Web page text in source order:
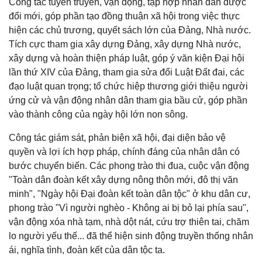
đổi mới, góp phần tạo đồng thuận xã hội trong việc thực
hiện các chủ trương, quyết sách lớn của Đảng, Nhà nước.
Tích cực tham gia xây dựng Đảng, xây dựng Nhà nước,
xây dựng và hoàn thiện pháp luật, góp ý văn kiện Đại hội
lần thứ XIV của Đảng, tham gia sửa đổi Luật Đất đai, các
đạo luật quan trọng; tổ chức hiệp thương giới thiệu người
ứng cử và vận động nhân dân tham gia bầu cử, góp phần
vào thành công của ngày hội lớn non sông.
Công tác giám sát, phản biện xã hội, đại diện bảo vệ
quyền và lợi ích hợp pháp, chính đáng của nhân dân có
bước chuyển biến. Các phong trào thi đua, cuộc vận động
"Toàn dân đoàn kết xây dựng nông thôn mới, đô thị văn
minh", "Ngày hội Đại đoàn kết toàn dân tộc" ở khu dân cư,
phong trào "Vì người nghèo - Không ai bị bỏ lại phía sau",
vận động xóa nhà tạm, nhà dột nát, cứu trợ thiên tai, chăm
lo người yếu thế... đã thể hiện sinh động truyền thống nhân
ái, nghĩa tình, đoàn kết của dân tộc ta.